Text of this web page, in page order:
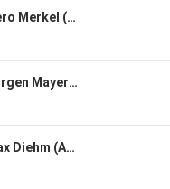
und allen
zu hören ist.
für Baden. Dauer
Was Isch Los? Folge 189 Hero Merkel (Pferdetrainerin und Artistin aus Rastatt/Kuppenheim)
Was Isch Los? Folge 188 Jürgen Mayer (Frontmann Band "Phil", Chef Mayer Möbelmanufaktur aus Sulzfeld)
Was Isch Los? Folge 187 Max Diehm (Autor und Lehrer aus Rastatt)